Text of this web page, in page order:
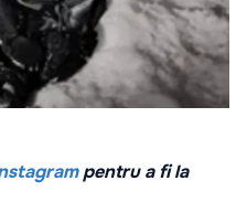
pentru a fi la